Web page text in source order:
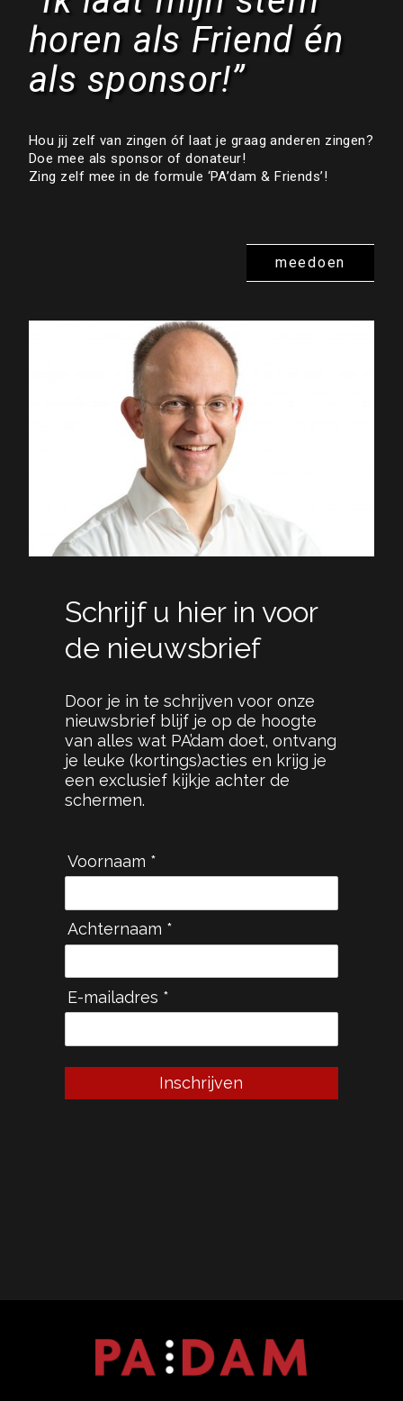
horen als Friend én
als sponsor!”
Hou jij zelf van zingen óf laat je graag anderen zingen?
Doe mee als sponsor of donateur!
Zing zelf mee in de formule ‘PA’dam & Friends’!
meedoen
Schrijf u hier in voor
de nieuwsbrief
Door je in te schrijven voor onze
nieuwsbrief blijf je op de hoogte
van alles wat PA’dam doet, ontvang
je leuke (kortings)acties en krijg je
een exclusief kijkje achter de
schermen.
Voornaam *
Achternaam *
E-mailadres *
Inschrijven